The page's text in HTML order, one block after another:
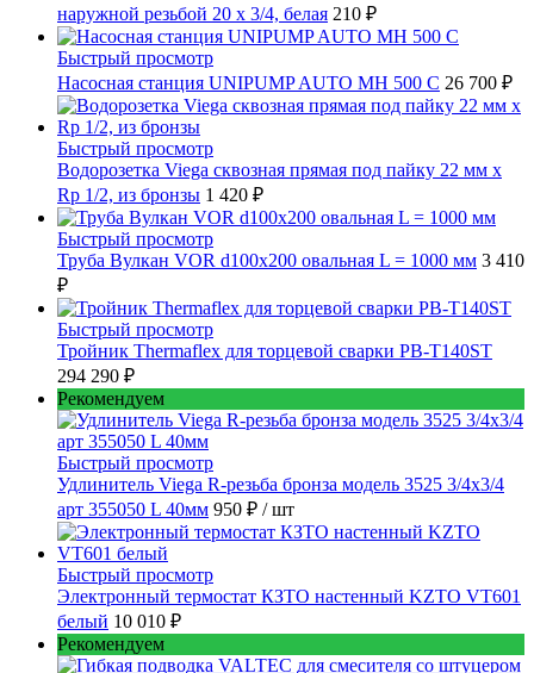
наружной резьбой 20 x 3/4, белая 210 ₽
Быстрый просмотр
Насосная станция UNIPUMP AUTO MH 500 С 26 700 ₽
Быстрый просмотр
Водорозетка Viega сквозная прямая под пайку 22 мм х
Rp 1/2, из бронзы 1 420 ₽
Быстрый просмотр
Труба Вулкан VOR d100x200 овальная L = 1000 мм 3 410
₽
Быстрый просмотр
Тройник Thermaflex для торцевой сварки PB-T140ST
294 290 ₽
Рекомендуем
Быстрый просмотр
Удлинитель Viega R-резьба бронза модель 3525 3/4x3/4
арт 355050 L 40мм 950 ₽ / шт
Быстрый просмотр
Электронный термостат КЗТО настенный KZTO VT601
белый 10 010 ₽
Рекомендуем